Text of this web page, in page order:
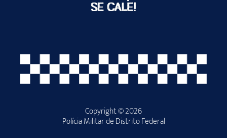
Copyright © 2026
Polícia Militar de Distrito Federal